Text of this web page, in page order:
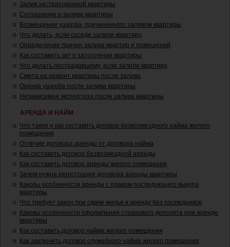
Залив застрахованной квартиры
Соглашение о заливе квартиры
Возмещение ущерба, причиненного заливом квартиры
Что делать, если соседи залили квартиру
Определение причин залива квартир и помещений
Как составить акт о затоплении квартиры
Что делать пострадавшему, если залили квартиру
Смета на ремонт квартиры после залива
Оценка ущерба после залива квартиры
Независимая экспертиза после залива квартиры
АРЕНДА И НАЙМ
Что такое и как составить договор безвозмездного найма жилого
помещения
Отличие договора аренды от договора найма
Как составить договор безвозмездной аренды
Как составить договор аренды жилого помещения
Зачем нужна регистрация договора аренды квартиры
Каковы особенности аренды с правом последующего выкупа
квартиры
Что требует закон при сдаче жилья в аренду без посредников
Каковы особенности оформления страхового депозита при аренде
квартиры
Как составить договор найма жилого помещения
Как заключить договор служебного найма жилого помещения